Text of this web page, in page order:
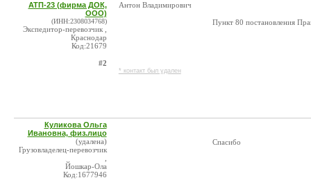
АТП-23 (фирма ДОК,
ООО)
(ИНН:2308034768)
Экспедитор-перевозчик ,
Краснодар
Код:21679
#2
Антон Владимирович
* контакт был удален
Пункт 80 постановления
Куликова Ольга
Ивановна, физ.лицо
(удалена)
Грузовладелец-перевозчик
Йошкар-Ола
Код:1677946
Спасибо